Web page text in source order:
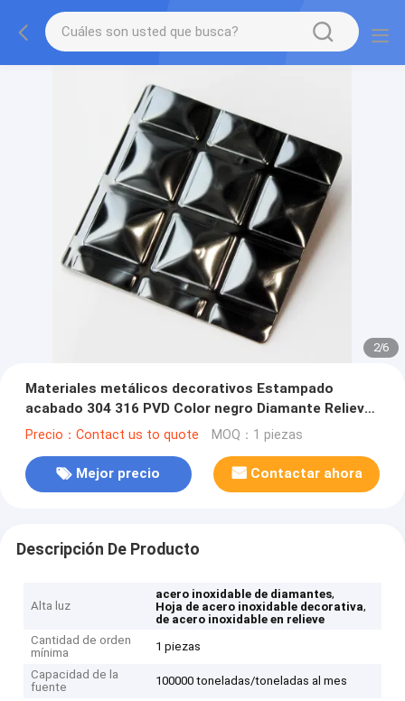
2/6
Materiales metálicos decorativos Estampado
acabado 304 316 PVD Color negro Diamante Relieve
de chapa de acero inoxidable
Precio：Contact us to quote MOQ：1 piezas
Mejor precio Contactar ahora
Descripción De Producto
Alta luz
acero inoxidable de diamantes,
Hoja de acero inoxidable decorativa,
de acero inoxidable en relieve
Cantidad de orden
mínima
1 piezas
Capacidad de la
fuente
100000 toneladas/toneladas al mes